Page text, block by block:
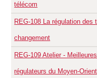
télécom
REG-108 La régulation des
changement
REG-109 Atelier -
régulateurs du Moyen-Orient